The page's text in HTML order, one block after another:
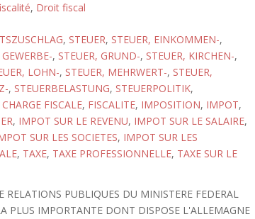
, Droit fiscal
, STEUER, STEUER, EINKOMMEN-,
, STEUER, GRUND-, STEUER, KIRCHEN-,
LOHN-, STEUER, MEHRWERT-, STEUER,
, STEUERBELASTUNG, STEUERPOLITIK,
CHARGE FISCALE, FISCALITE, IMPOSITION, IMPOT,
, IMPOT SUR LE REVENU, IMPOT SUR LE SALAIRE,
SUR LES SOCIETES, IMPOT SUR LES
, TAXE, TAXE PROFESSIONNELLE, TAXE SUR LE
RELATIONS PUBLIQUES DU MINISTERE FEDERAL
PLUS IMPORTANTE DONT DISPOSE L'ALLEMAGNE